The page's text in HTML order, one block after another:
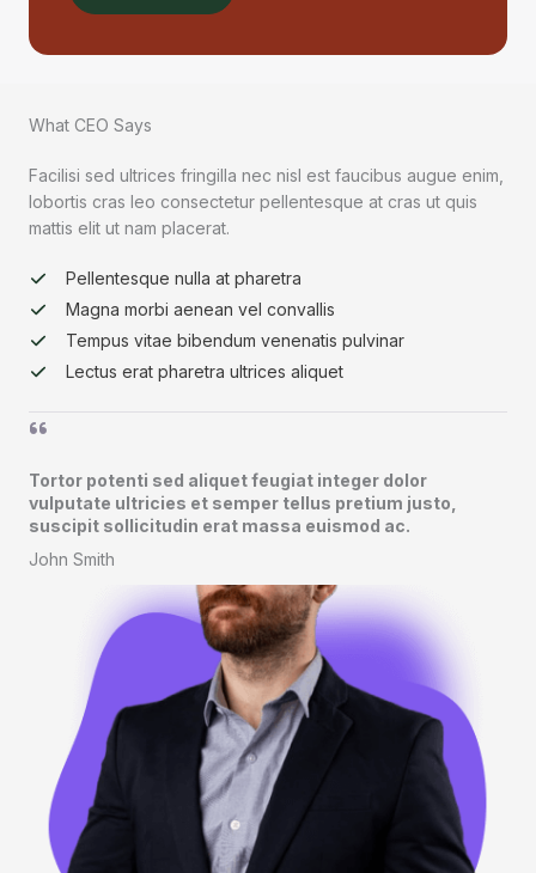
What CEO Says​
Facilisi sed ultrices fringilla nec nisl est faucibus augue enim,
lobortis cras leo consectetur pellentesque at cras ut quis
mattis elit ut nam placerat.
Pellentesque nulla at pharetra
Magna morbi aenean vel convallis
Tempus vitae bibendum venenatis pulvinar
Lectus erat pharetra ultrices aliquet
Tortor potenti sed aliquet feugiat integer dolor
vulputate ultricies et semper tellus pretium justo,
suscipit sollicitudin erat massa euismod ac.​
John Smith